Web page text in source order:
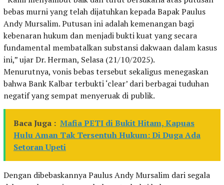
bebas murni yang telah dijatuhkan kepada Bapak Paulus
Andy Mursalim. Putusan ini adalah kemenangan bagi
kebenaran hukum dan menjadi bukti kuat yang secara
fundamental membatalkan substansi dakwaan dalam kasus
ini,” ujar Dr. Herman, Selasa (21/10/2025).
Menurutnya, vonis bebas tersebut sekaligus menegaskan
bahwa Bank Kalbar terbukti ‘clear’ dari berbagai tuduhan
negatif yang sempat menyeruak di publik.
Baca Juga : Mafia PETI di Bukit Hitam, Kapuas
Hulu Aman Tak Tersentuh Hukum: Di Duga Ada
Setoran Upeti
Dengan dibebaskannya Paulus Andy Mursalim dari segala